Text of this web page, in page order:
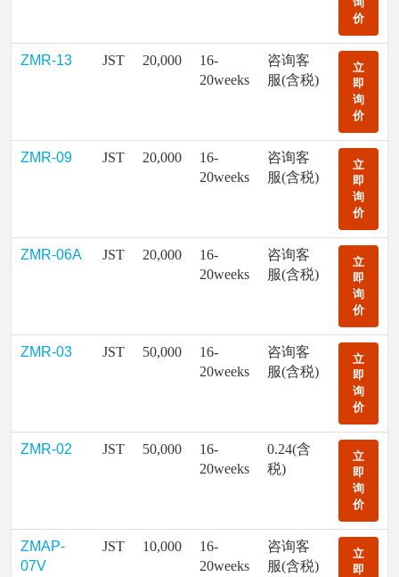
价
ZMR-13 JST 20,000
16-
20weeks
咨询客
服(含税)
立
即
询
价
ZMR-09 JST 20,000
16-
20weeks
咨询客
服(含税)
立
即
询
价
ZMR-06A JST 20,000
16-
20weeks
咨询客
服(含税)
立
即
询
价
ZMR-03 JST 50,000
16-
20weeks
咨询客
服(含税)
立
即
询
价
ZMR-02 JST 50,000
16-
20weeks
0.24(含
税)
立
即
询
价
ZMAP-
07V
JST 10,000
16-
20weeks
咨询客
服(含税)
立
即